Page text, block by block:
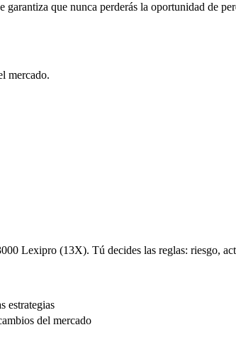
garantiza que nunca perderás la oportunidad de
mercado.
Lexipro (13X). Tú decides las reglas: riesgo,
estrategias
del mercado